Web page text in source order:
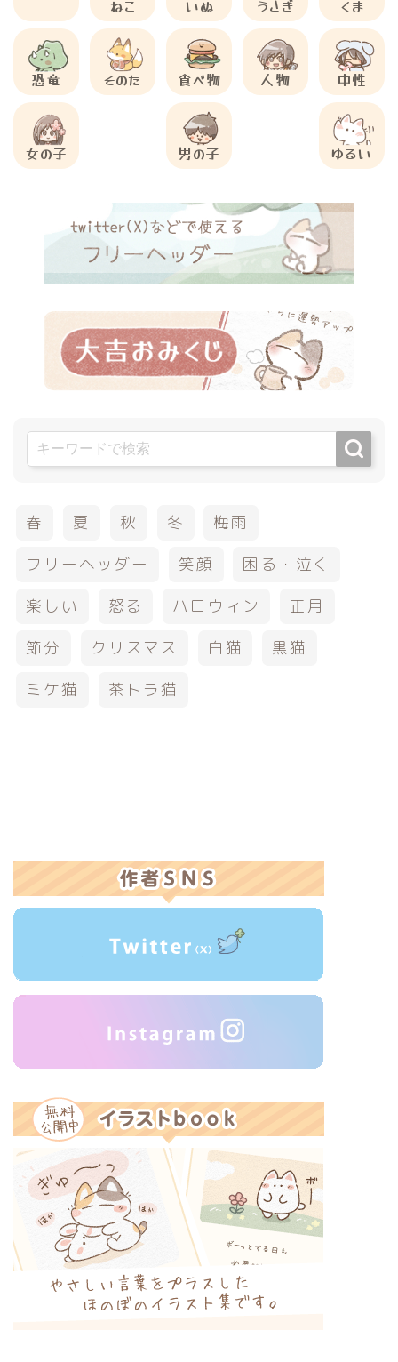
ねこ いぬ うさぎ くま
恐竜 そのた 食べ物 人物 中性
女の子 男の子 ゆるい
春 夏 秋 冬
梅雨
フリーヘッダー
笑顔
困る・泣く
楽しい
怒る ハロウィン
正月
節分
クリスマス 白猫
黒猫
ミケ猫
茶トラ猫